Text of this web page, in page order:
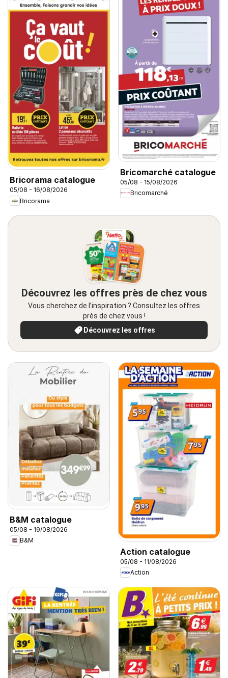
Bricorama catalogue
05/08 - 16/08/2026
Bricorama
Bricomarché catalogue
05/08 - 15/08/2026
Bricomarché
Découvrez les offres près de chez vous
Vous cherchez de l’inspiration ? Consultez les offres
près de chez vous !
Découvrez les offres
B&M catalogue
05/08 - 19/08/2026
B&M
Action catalogue
05/08 - 11/08/2026
Action